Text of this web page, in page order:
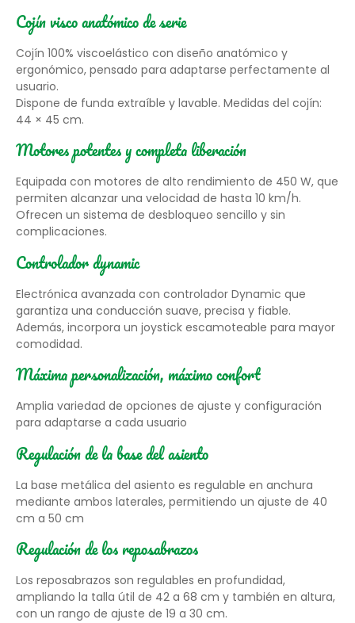
Cojín visco anatómico de serie
Cojín 100% viscoelástico con diseño anatómico y
ergonómico, pensado para adaptarse perfectamente al
usuario.
Dispone de funda extraíble y lavable. Medidas del cojín:
44 × 45 cm.
Motores potentes y completa liberación
Equipada con motores de alto rendimiento de 450 W, que
permiten alcanzar una velocidad de hasta 10 km/h.
Ofrecen un sistema de desbloqueo sencillo y sin
complicaciones.
Controlador dynamic
Electrónica avanzada con controlador Dynamic que
garantiza una conducción suave, precisa y fiable.
Además, incorpora un joystick escamoteable para mayor
comodidad.
Máxima personalización, máximo confort
Amplia variedad de opciones de ajuste y configuración
para adaptarse a cada usuario
Regulación de la base del asiento
La base metálica del asiento es regulable en anchura
mediante ambos laterales, permitiendo un ajuste de 40
cm a 50 cm
Regulación de los reposabrazos
Los reposabrazos son regulables en profundidad,
ampliando la talla útil de 42 a 68 cm y también en altura,
con un rango de ajuste de 19 a 30 cm.